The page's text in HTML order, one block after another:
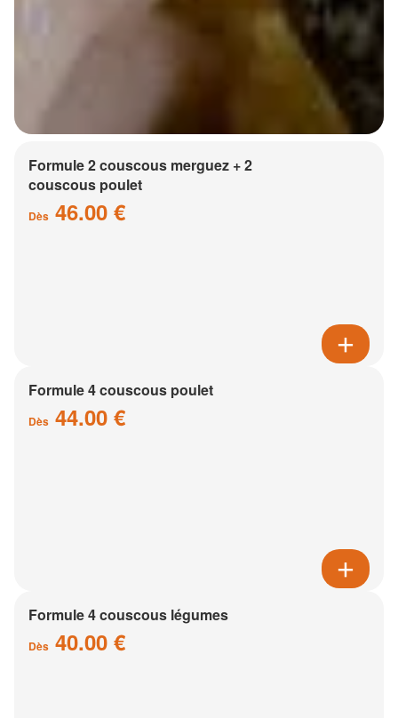
Formule 2 couscous merguez + 2
couscous poulet
Dès 46.00 €
Formule 4 couscous poulet
Dès 44.00 €
Formule 4 couscous légumes
Dès 40.00 €